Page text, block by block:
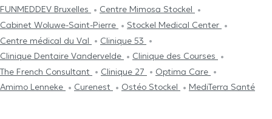
FUNMEDDEV Bruxelles
Centre Mimosa Stockel
Cabinet Woluwe-Saint-Pierre
Stockel Medical Center
Centre médical du Val
Clinique 53
Clinique Dentaire Vandervelde
Clinique des Courses
The French Consultant
Clinique 27
Optima Care
Amimo Lenneke
Curenest Ostéo Stockel MediTerra Santé